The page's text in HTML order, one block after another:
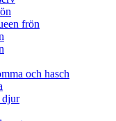
frön
och hasch